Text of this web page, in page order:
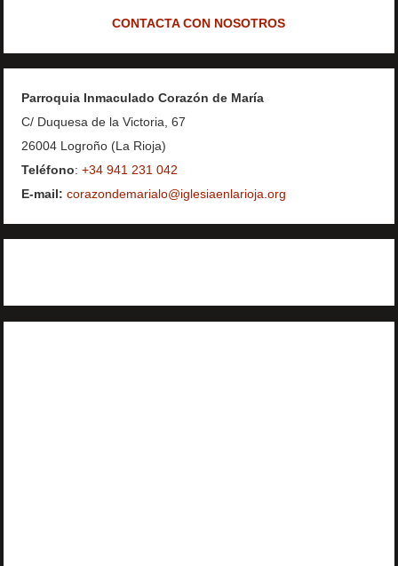
CONTACTA CON NOSOTROS
Parroquia Inmaculado Corazón de María
C/ Duquesa de la Victoria, 67
26004 Logroño (La Rioja)
Teléfono:+34 941 231 042
E-mail: corazondemarialo@iglesiaenlarioja.org